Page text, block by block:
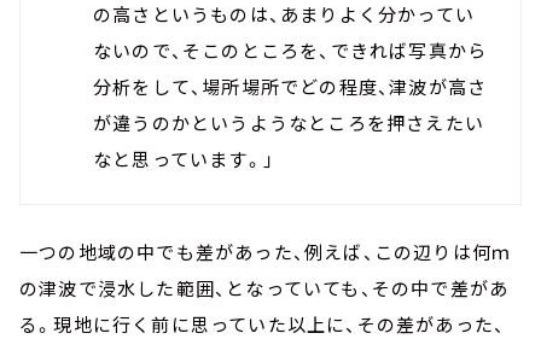
の高さというものは、あまりよく分かってい
ないので、そこのところを、できれば写真から
分析をして、場所場所でどの程度、津波が高さ
が違うのかというようなところを押さえたい
なと思っています。」
一つの地域の中でも差があった、例えば、この辺りは何ｍ
の津波で浸水した範囲、となっていても、その中で差があ
る。現地に行く前に思っていた以上に、その差があった、